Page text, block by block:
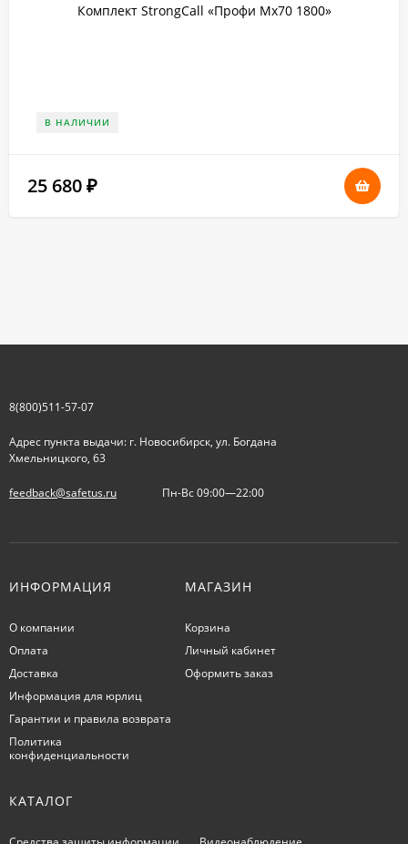
Комплект StrongCall «Профи Мх70 1800»
В НАЛИЧИИ
25 680 ₽
8(800)511-57-07
Адрес пункта выдачи: г. Новосибирск, ул. Богдана
Хмельницкого, 63
feedback@safetus.ru Пн-Вс 09:00—22:00
ИНФОРМАЦИЯ
О компании
Оплата
Доставка
Информация для юрлиц
Гарантии и правила возврата
Политика
конфиденциальности
МАГАЗИН
Корзина
Личный кабинет
Оформить заказ
КАТАЛОГ